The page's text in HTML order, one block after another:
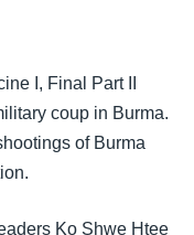
I, Final Part II
coup in Burma.
of Burma
Ko Shwe Htee